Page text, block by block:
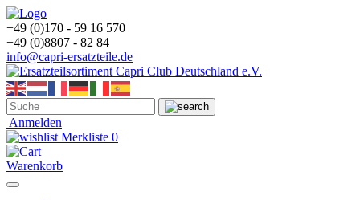
+49 (0)170 - 59 16 570
+49 (0)8807 - 82 84
info@capri-ersatzteile.de
Anmelden
Merkliste 0
Warenkorb